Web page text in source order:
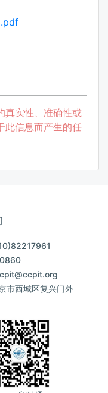
.pdf
真实性、准确性或
此信息而产生的任
市西城区复兴门外